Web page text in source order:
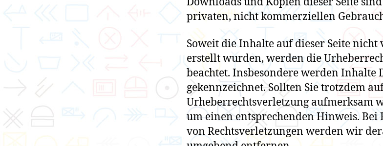
privaten, nicht kommerziellen
Soweit die Inhalte auf dieser Seite nicht
erstellt wurden, werden die
beachtet. Insbesondere werden Inhalte
gekennzeichnet. Sollten Sie trotzdem
Urheberrechtsverletzung aufmerksam
um einen entsprechenden Hinweis. Bei
von Rechtsverletzungen werden wir